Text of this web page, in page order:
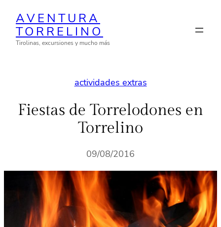
contenido
AVENTURA
TORRELINO
Tirolinas, excursiones y mucho más
actividades extras
Fiestas de Torrelodones en
Torrelino
09/08/2016